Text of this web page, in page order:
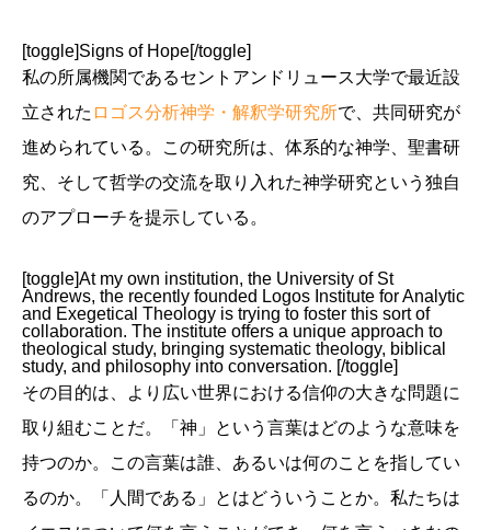
[toggle]Signs of Hope[/toggle]
私の所属機関であるセントアンドリュース大学で最近設
立された ロゴス分析神学・解釈学研究所で、共同研究が
進められている。この研究所は、体系的な神学、聖書研
究、そして哲学の交流を取り入れた神学研究という独自
のアプローチを提示している。
[toggle]At my own institution, the University of St
Andrews, the recently founded Logos Institute for Analytic
and Exegetical Theology is trying to foster this sort of
collaboration. The institute offers a unique approach to
theological study, bringing systematic theology, biblical
study, and philosophy into conversation. [/toggle]
その目的は、より広い世界における信仰の大きな問題に
取り組むことだ。「神」という言葉はどのような意味を
持つのか。この言葉は誰、あるいは何のことを指してい
るのか。「人間である」とはどういうことか。私たちは